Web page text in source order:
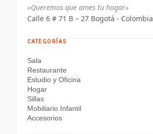
«Queremos que ames tu hogar»
Calle 6 # 71 B – 27 Bogotá - Colombia
CATEGORÍAS
Sala
Restaurante
Estudio y Oficina
Hogar
Sillas
Mobiliario Infantil
Accesorios